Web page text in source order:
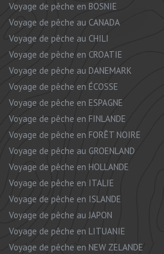
Voyage de pêche en BOSNIE
Voyage de pêche au CANADA
Voyage de pêche au CHILI
Voyage de pêche en CROATIE
Voyage de pêche au DANEMARK
Voyage de pêche en ÉCOSSE
Voyage de pêche en ESPAGNE
Voyage de pêche en FINLANDE
Voyage de pêche en FORÊT NOIRE
Voyage de pêche au GROENLAND
Voyage de pêche en HOLLANDE
Voyage de pêche en ITALIE
Voyage de pêche en ISLANDE
Voyage de pêche au JAPON
Voyage de pêche en LITUANIE
Voyage de pêche en NEW ZELANDE